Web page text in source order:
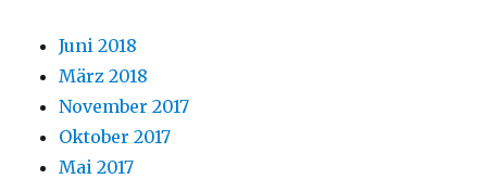
Juni 2018
März 2018
November 2017
Oktober 2017
Mai 2017